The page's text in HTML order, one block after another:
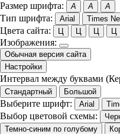
Размер шрифта: A A A
Тип шрифта: Arial Times
Цвета сайта: Ц Ц Ц Ц
Изображения:
Обычная версия сайта
Настройки
Интервал между буквами
Стандартный
Большой
Выберите шрифт: Arial
Выбор цветовой схемы:
Темно-синим по голубому